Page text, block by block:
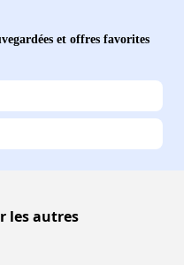
et offres favorites
les autres